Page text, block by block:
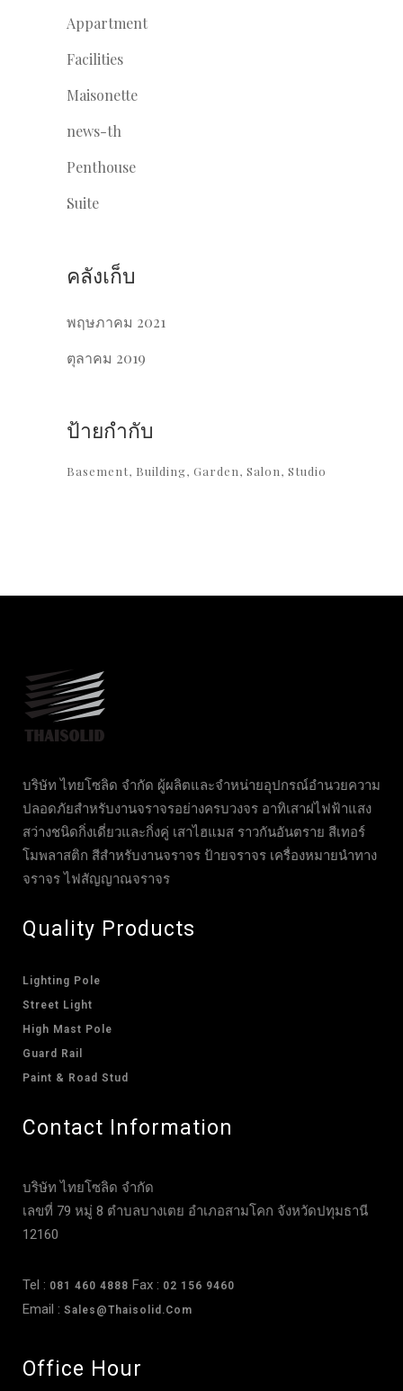
Appartment
Facilities
Maisonette
news-th
Penthouse
Suite
คลังเก็บ
พฤษภาคม 2021
ตุลาคม 2019
ป้ายกำกับ
Basement Building Garden Salon Studio
บริษัท ไทยโซลิด จำกัด ผู้ผลิตและจำหน่ายอุปกรณ์อำนวยความ
ปลอดภัยสำหรับงานจราจรอย่างครบวงจร อาทิเสาฝไฟฟ้าแสง
สว่างชนิดกิ่งเดี่ยวและกิ่งคู่ เสาไฮแมส ราวกันอันตราย สีเทอร์
โมพลาสติก สีสำหรับงานจราจร ป้ายจราจร เครื่องหมายนำทาง
จราจร ไฟสัญญาณจราจร
Quality Products
Lighting Pole
Street Light
High Mast Pole
Guard Rail
Paint & Road Stud
Contact Information
บริษัท ไทยโซลิด จำกัด
เลขที่ 79 หมู่ 8 ตำบลบางเตย อำเภอสามโคก จังหวัดปทุมธานี
12160
Tel : 081 460 4888 Fax : 02 156 9460
Email : Sales@thaisolid.com
Office Hour